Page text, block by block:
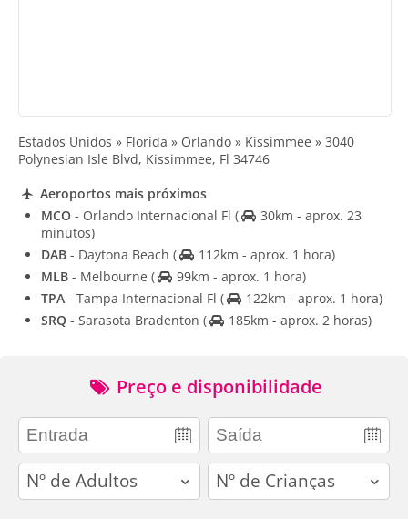
Estados Unidos » Florida » Orlando » Kissimmee » 3040
Polynesian Isle Blvd, Kissimmee, Fl 34746
Aeroportos mais próximos
MCO - Orlando Internacional Fl (
30km - aprox. 23
minutos)
DAB - Daytona Beach (
112km - aprox. 1 hora)
MLB - Melbourne (
99km - aprox. 1 hora)
TPA - Tampa Internacional Fl (
122km - aprox. 1 hora)
SRQ - Sarasota Bradenton ( 185km - aprox. 2 horas)
Preço e disponibilidade
adults children